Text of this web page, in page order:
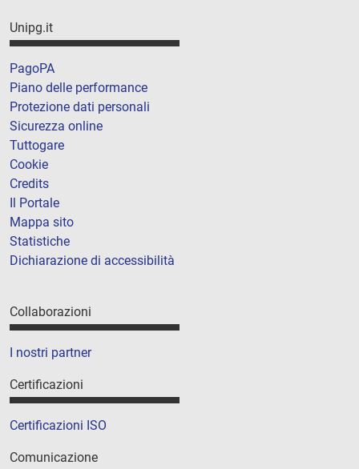
Unipg.it
PagoPA
Piano delle performance
Protezione dati personali
Sicurezza online
Tuttogare
Cookie
Credits
Il Portale
Mappa sito
Statistiche
Dichiarazione di accessibilità
Collaborazioni
I nostri partner
Certificazioni
Certificazioni ISO
Comunicazione